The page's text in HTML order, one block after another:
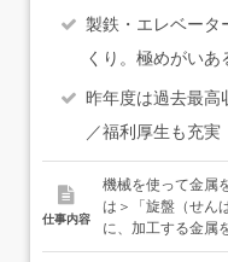
製鉄・エレベータ
くり。極めがいあ
昨年度は過去最高
／福利厚生も充実
仕事内容
機械を使って金属
は＞「旋盤（せん
に、加工する金属
ます。機械にはい